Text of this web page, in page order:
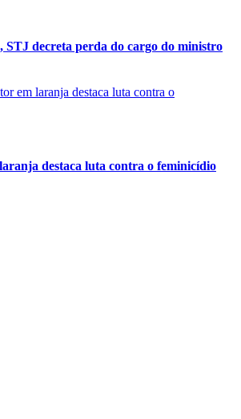
STJ decreta perda do cargo do ministro
destaca luta contra o feminicídio